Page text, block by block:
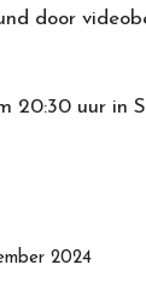
door
20:30 uur in
2024